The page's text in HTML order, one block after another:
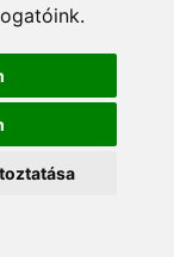
és
»